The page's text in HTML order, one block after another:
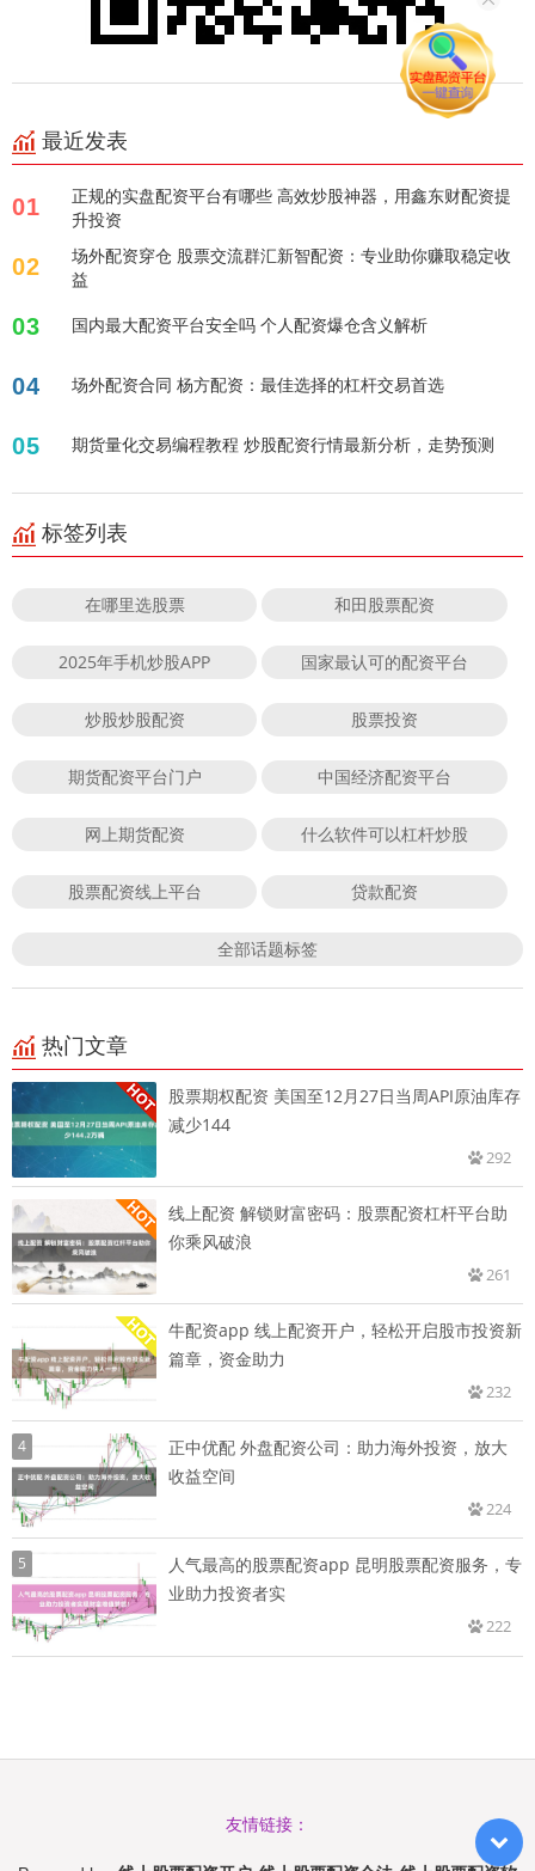
最近发表
01
正规的实盘配资平台有哪些 高效炒股神器，用鑫东财配资提
升投资
02
场外配资穿仓 股票交流群汇新智配资：专业助你赚取稳定收
益
03 国内最大配资平台安全吗 个人配资爆仓含义解析
04 场外配资合同 杨方配资：最佳选择的杠杆交易首选
05 期货量化交易编程教程 炒股配资行情最新分析，走势预测
标签列表
在哪里选股票 和田股票配资
2025年手机炒股APP 国家最认可的配资平台
炒股炒股配资 股票投资
期货配资平台门户 中国经济配资平台
网上期货配资 什么软件可以杠杆炒股
股票配资线上平台 贷款配资
全部话题标签
热门文章
股票期权配资 美国至12月27日当周API原油库存
减少144
292
线上配资 解锁财富密码：股票配资杠杆平台助
你乘风破浪
261
牛配资app 线上配资开户，轻松开启股市投资新
篇章，资金助力
232
4
正中优配 外盘配资公司：助力海外投资，放大
收益空间
224
5
人气最高的股票配资app 昆明股票配资服务，专
业助力投资者实
222
友情链接：